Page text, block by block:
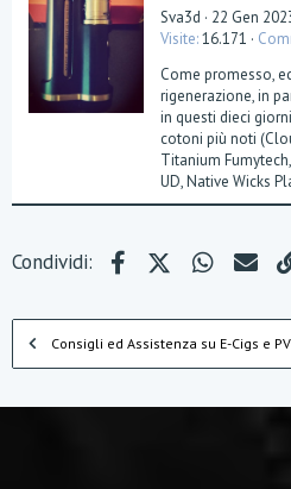
Sva3d 22 Gen
Visite 16.171
Come promesso,
rigenerazione, in
in questi dieci
cotoni più noti
Titanium
UD, Native Wicks
Condividi: FacebookX (Twitter) e-
Consigli ed Assistenza su E-Cigs e PV